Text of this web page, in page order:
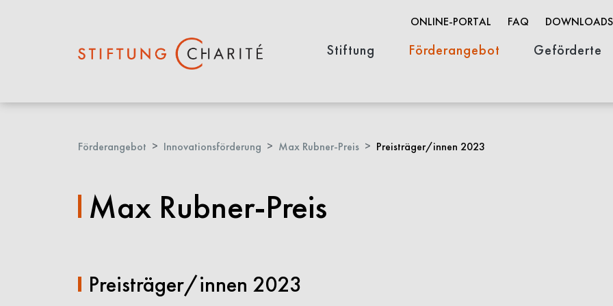
ONLINE-PORTAL FAQ DOWNLOADS
Stiftung
Förderangebot
Geförderte
Förderangebot Innovationsförderung Max Rubner-Preis Preisträger/innen 2023
Max Rubner-Preis
Preisträger/innen 2023